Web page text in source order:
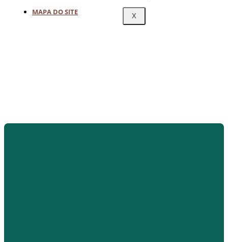
X
MAPA DO SITE